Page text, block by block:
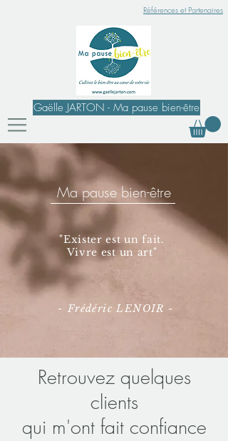
Références et Partenaires
Gaëlle JARTON - Ma pause bien-être
- Frédéric LENOIR -
Ma pause bien-être
"Exister est un fait.
Vivre est un art"
Retrouvez quelques
clients
qui m'ont fait confiance